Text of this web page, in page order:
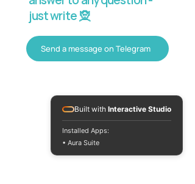
just write 🧝
Send a message on Telegram
Built with Interactive Studio
Installed Apps:
• Aura Suite